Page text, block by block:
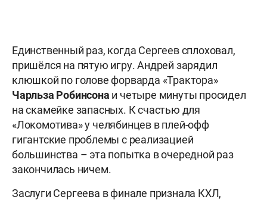
Единственный раз, когда Сергеев сплоховал,
пришёлся на пятую игру. Андрей зарядил
клюшкой по голове форварда «Трактора»
Чарльза Робинсона и четыре минуты просидел
на скамейке запасных. К счастью для
«Локомотива» у челябинцев в плей-офф
гигантские проблемы с реализацией
большинства – эта попытка в очередной раз
закончилась ничем.
Заслуги Сергеева в финале признала КХЛ,